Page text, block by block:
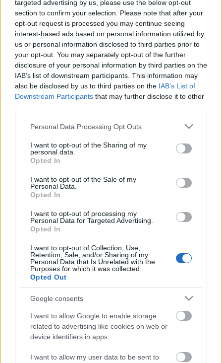
targeted advertising by us, please use the below opt-out
section to confirm your selection. Please note that after your
opt-out request is processed you may continue seeing
interest-based ads based on personal information utilized by
us or personal information disclosed to third parties prior to
your opt-out. You may separately opt-out of the further
disclosure of your personal information by third parties on the
IAB’s list of downstream participants. This information may
also be disclosed by us to third parties on the IAB’s List of
Downstream Participants that may further disclose it to other
Please note that this website/app uses one or more Google
not limited to your visit or usage behaviour. You may click to
grant or deny consent to Google and its third-party tags to
use your data for below specified purposes in below Google
consent section.
Personal Data Processing Opt Outs
I want to opt-out of the Sharing of my
personal data.
Opted In
I want to opt-out of the Sale of my
Personal Data.
Opted In
I want to opt-out of processing my
Personal Data for Targeted Advertising.
Opted In
I want to opt-out of Collection, Use,
Retention, Sale, and/or Sharing of my
Personal Data that Is Unrelated with the
Purposes for which it was collected.
Opted Out
Google consents
I want to allow Google to enable storage
related to advertising like cookies on web or
device identifiers in apps.
I want to allow my user data to be sent to
Grand Prix-díját, ezzel 24 évesen minden idők egyik
legfiatalabb győztese.
Népszabadság :Magyar bűvész a világbajnoki trónon
- Pekingben is a Népszabadságot tépte szét, és
„varázsolta" fecnikből újra össze Hajnóczy Soma,
aki első magyarként a kínai fővárosban a bűvészek
világbajnoka lett.
31-én a bűvészvilágban egyedülálló mobiltelefonos
versenyműsoráért átvehette a Nemzetközi Bűvész
Szövetség (FISM) által Pekingben rendezett
világbajnokság Grand Prix díját, és ezzel 24 évesen
a történelembe.
a közönség a fiatal magyar bűvész,
Hajnóczy Soma
(24) produkcióját a kínai fővárosban. A vendégek
elismeréssel díjazta Soma különleges műsorát: a
Nemzetközi Bűvész Szövetség (FISM)
világbajnokságán a legjobbnak járó Grand Prixdíjat
ítélték a magyar fiúnak.
Info Rádió:Telefonnal és újsággal varázsol a magyar
bűvész-világbajnok- Magyar sikerrel ért véget a
hétvégén Pekingben a bűvészek világbajnoksága: a
nagydöntőben a 24 évesHajnóczy Soma